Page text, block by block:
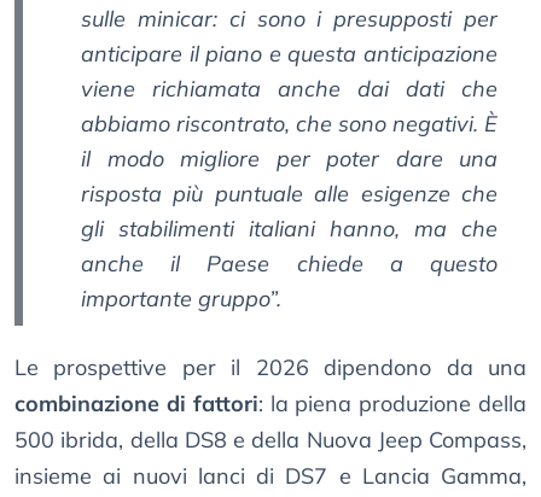
sulle minicar: ci sono i presupposti per
anticipare il piano e questa anticipazione
viene richiamata anche dai dati che
abbiamo riscontrato, che sono negativi. È
il modo migliore per poter dare una
risposta più puntuale alle esigenze che
gli stabilimenti italiani hanno, ma che
anche il Paese chiede a questo
importante gruppo”.
Le prospettive per il 2026 dipendono da una
combinazione di fattori: la piena produzione della
500 ibrida, della DS8 e della Nuova Jeep Compass,
insieme ai nuovi lanci di DS7 e Lancia Gamma,